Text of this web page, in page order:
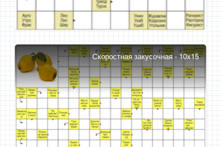
Скоростная закусочная - 10x15